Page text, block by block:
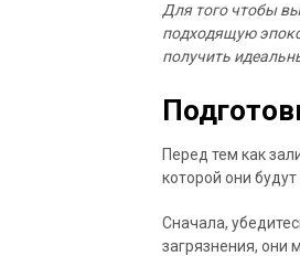
Для того чтобы
подходящую
получить
Перед тем как
которой они будут
Сначала,
загрязнения, они